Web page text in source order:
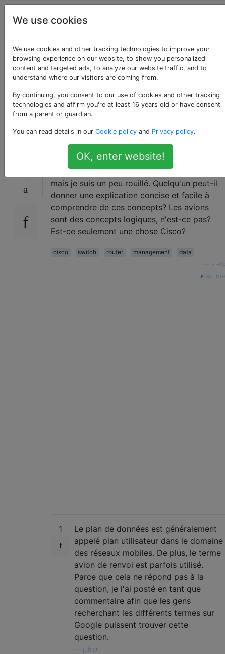
Ingénierie
de réseau
Différence entre plan
de contrôle, plan de
données et plan de
gestion?
26
Je pense que je comprends ces concepts
mais je suis un peu rouillé. Quelqu'un peut-il
donner une explication concise et facile à
comprendre de ces concepts? Les avions
sont des concepts logiques, n'est-ce pas?
Est-ce seulement une chose Cisco?
cisco switch router management
data
stets
source
1
Le plan de données est généralement
appelé plan utilisateur dans le domaine
des réseaux mobiles. De plus, le terme
avion de renvoi est parfois utilisé.
Parce que cela ne répond pas à la
question, je l'ai posté en tant que
commentaire afin que les gens
recherchant les différents termes sur
Google puissent trouver cette
question.
juhist
We use cookies
We use cookies and other tracking technologies to improve your
browsing experience on our website, to show you personalized
content and targeted ads, to analyze our website traffic, and to
understand where our visitors are coming from.
By continuing, you consent to our use of cookies and other tracking
technologies and affirm you're at least 16 years old or have consent
from a parent or guardian.
You can read details in our Cookie policy and Privacy policy.
OK, enter website!